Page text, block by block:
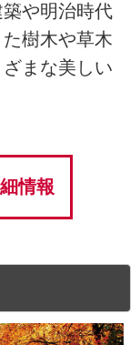
や明治時代
樹木や草木
まな美しい
情報